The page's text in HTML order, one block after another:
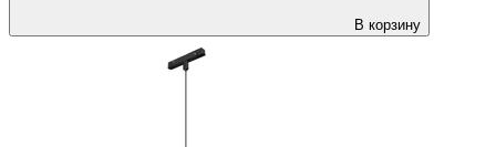
В корзину